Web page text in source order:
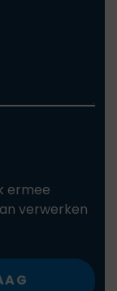
ermee
verwerken